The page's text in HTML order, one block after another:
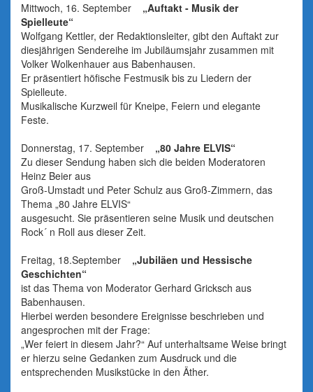
Mittwoch, 16. September
„Auftakt - Musik der
Spielleute“
Wolfgang Kettler, der Redaktionsleiter, gibt den Auftakt zur
diesjährigen Sendereihe im Jubiläumsjahr zusammen mit
Volker Wolkenhauer aus Babenhausen.
Er präsentiert höfische Festmusik bis zu Liedern der
Spielleute.
Musikalische Kurzweil für Kneipe, Feiern und elegante
Feste.
Donnerstag, 17. September „80 Jahre ELVIS“
Zu dieser Sendung haben sich die beiden Moderatoren
Heinz Beier aus
Groß-Umstadt und Peter Schulz aus Groß-Zimmern, das
Thema „80 Jahre ELVIS“
ausgesucht. Sie präsentieren seine Musik und deutschen
Rock´ n Roll aus dieser Zeit.
Freitag, 18.September
„Jubiläen und Hessische
Geschichten“
ist das Thema von Moderator Gerhard Gricksch aus
Babenhausen.
Hierbei werden besondere Ereignisse beschrieben und
angesprochen mit der Frage:
„Wer feiert in diesem Jahr?“ Auf unterhaltsame Weise bringt
er hierzu seine Gedanken zum Ausdruck und die
entsprechenden Musikstücke in den Äther.